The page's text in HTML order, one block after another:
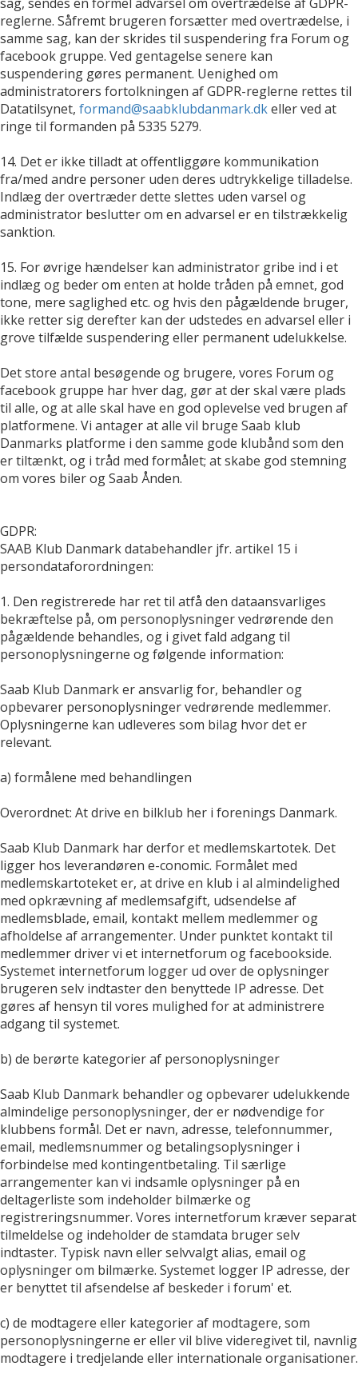
reglerne. Såfremt brugeren forsætter med overtrædelse, i
samme sag, kan der skrides til suspendering fra Forum og
facebook gruppe. Ved gentagelse senere kan
suspendering gøres permanent. Uenighed om
administratorers fortolkningen af GDPR-reglerne rettes til
Datatilsynet, formand@saabklubdanmark.dkeller ved at
ringe til formanden på 5335 5279.
14. Det er ikke tilladt at offentliggøre kommunikation
fra/med andre personer uden deres udtrykkelige tilladelse.
Indlæg der overtræder dette slettes uden varsel og
administrator beslutter om en advarsel er en tilstrækkelig
sanktion.
15. For øvrige hændelser kan administrator gribe ind i et
indlæg og beder om enten at holde tråden på emnet, god
tone, mere saglighed etc. og hvis den pågældende bruger,
ikke retter sig derefter kan der udstedes en advarsel eller i
grove tilfælde suspendering eller permanent udelukkelse.
Det store antal besøgende og brugere, vores Forum og
facebook gruppe har hver dag, gør at der skal være plads
til alle, og at alle skal have en god oplevelse ved brugen af
platformene. Vi antager at alle vil bruge Saab klub
Danmarks platforme i den samme gode klubånd som den
er tiltænkt, og i tråd med formålet; at skabe god stemning
om vores biler og Saab Ånden.
GDPR:
SAAB Klub Danmark databehandler jfr. artikel 15 i
persondataforordningen:
1. Den registrerede har ret til atfå den dataansvarliges
bekræftelse på, om personoplysninger vedrørende den
pågældende behandles, og i givet fald adgang til
personoplysningerne og følgende information:
Saab Klub Danmark er ansvarlig for, behandler og
opbevarer personoplysninger vedrørende medlemmer.
Oplysningerne kan udleveres som bilag hvor det er
relevant.
a) formålene med behandlingen
Overordnet: At drive en bilklub her i forenings Danmark.
Saab Klub Danmark har derfor et medlemskartotek. Det
ligger hos leverandøren e-conomic. Formålet med
medlemskartoteket er, at drive en klub i al almindelighed
med opkrævning af medlemsafgift, udsendelse af
medlemsblade, email, kontakt mellem medlemmer og
afholdelse af arrangementer. Under punktet kontakt til
medlemmer driver vi et internetforum og facebookside.
Systemet internetforum logger ud over de oplysninger
brugeren selv indtaster den benyttede IP adresse. Det
gøres af hensyn til vores mulighed for at administrere
adgang til systemet.
b) de berørte kategorier af personoplysninger
Saab Klub Danmark behandler og opbevarer udelukkende
almindelige personoplysninger, der er nødvendige for
klubbens formål. Det er navn, adresse, telefonnummer,
email, medlemsnummer og betalingsoplysninger i
forbindelse med kontingentbetaling. Til særlige
arrangementer kan vi indsamle oplysninger på en
deltagerliste som indeholder bilmærke og
registreringsnummer. Vores internetforum kræver separat
tilmeldelse og indeholder de stamdata bruger selv
indtaster. Typisk navn eller selvvalgt alias, email og
oplysninger om bilmærke. Systemet logger IP adresse, der
er benyttet til afsendelse af beskeder i forum' et.
c) de modtagere eller kategorier af modtagere, som
personoplysningerne er eller vil blive videregivet til, navnlig
modtagere i tredjelande eller internationale organisationer.